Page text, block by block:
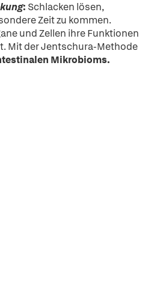
: Schlacken lösen,
Zeit zu kommen.
und Zellen ihre Funktionen
Mit der Jentschura-Methode
Mikrobioms.